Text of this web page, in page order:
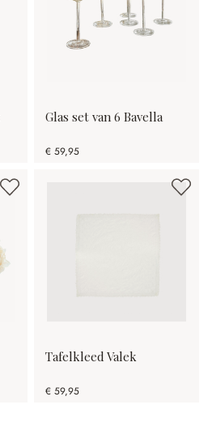
Glas set van 6 Bavella
€ 59,95
Tafelkleed Valek
€ 59,95